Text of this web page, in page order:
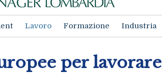
Lavoro Formazione Industria
per lavorare